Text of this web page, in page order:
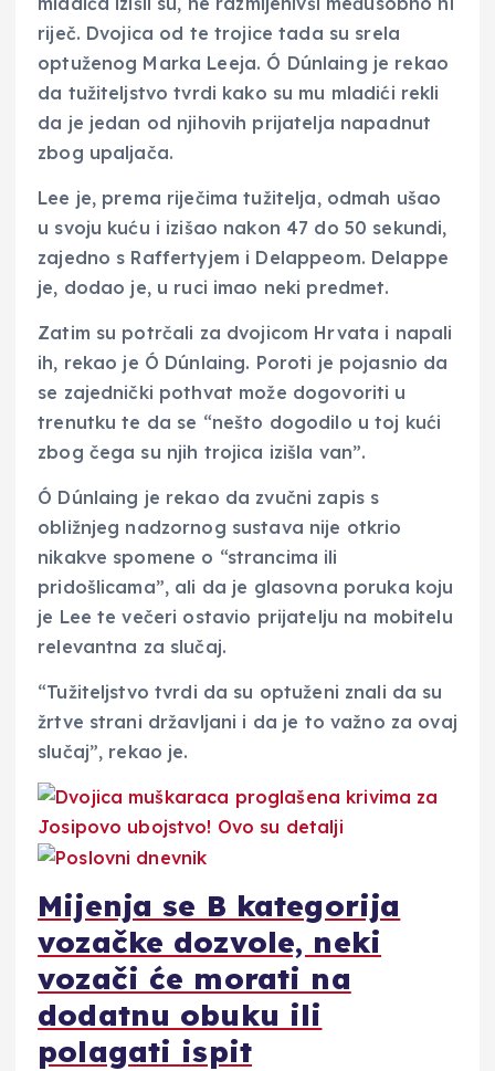
riječ. Dvojica od te trojice tada su srela
optuženog Marka Leeja. Ó Dúnlaing je rekao
da tužiteljstvo tvrdi kako su mu mladići rekli
da je jedan od njihovih prijatelja napadnut
zbog upaljača.
Lee je, prema riječima tužitelja, odmah ušao
u svoju kuću i izišao nakon 47 do 50 sekundi,
zajedno s Raffertyjem i Delappeom. Delappe
je, dodao je, u ruci imao neki predmet.
Zatim su potrčali za dvojicom Hrvata i napali
ih, rekao je Ó Dúnlaing. Poroti je pojasnio da
se zajednički pothvat može dogovoriti u
trenutku te da se “nešto dogodilo u toj kući
zbog čega su njih trojica izišla van”.
Ó Dúnlaing je rekao da zvučni zapis s
obližnjeg nadzornog sustava nije otkrio
nikakve spomene o “strancima ili
pridošlicama”, ali da je glasovna poruka koju
je Lee te večeri ostavio prijatelju na mobitelu
relevantna za slučaj.
“Tužiteljstvo tvrdi da su optuženi znali da su
žrtve strani državljani i da je to važno za ovaj
slučaj”, rekao je.
Mijenja se B kategorija
vozačke dozvole, neki
vozači će morati na
dodatnu obuku ili
polagati ispit